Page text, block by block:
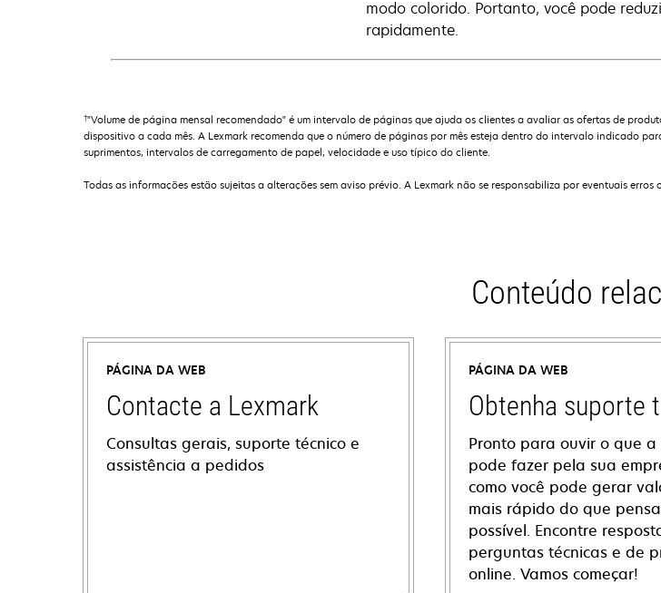
modo colorido. Portanto, você pode
rapidamente.
†"Volume de página mensal recomendado" é um intervalo de páginas que ajuda os clientes a avaliar as ofertas de
dispositivo a cada mês. A Lexmark recomenda que o número de páginas por mês esteja dentro do intervalo indicado
suprimentos, intervalos de carregamento de papel, velocidade e uso típico do cliente.
Todas as informações estão sujeitas a alterações sem aviso prévio. A Lexmark não se responsabiliza por eventuais erros
Conteúdo
PÁGINA DA WEB
Contacte a Lexmark
Consultas gerais, suporte técnico e
assistência a pedidos
PÁGINA DA WEB
Obtenha suporte
Pronto para ouvir o que a
pode fazer pela sua
como você pode gerar
mais rápido do que
possível. Encontre
perguntas técnicas e de
online. Vamos começar!